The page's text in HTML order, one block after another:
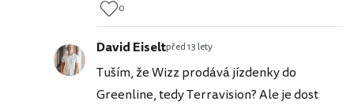
0
David Eiseltpřed 13 lety
Tuším, že Wizz prodává jízdenky do
Greenline, tedy Terravision? Ale je dost